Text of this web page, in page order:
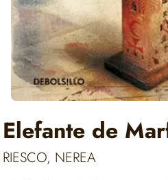
Elefante de
RIESCO, NEREA